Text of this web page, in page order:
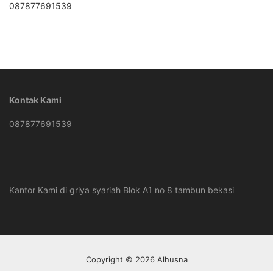
087877691539
Kontak Kami
087877691539
Kantor Kami di griya syariah Blok A1 no 8 tambun bekasi
Copyright © 2026 Alhusna